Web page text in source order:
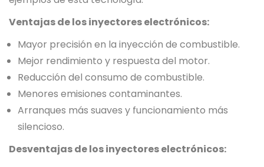
Ventajas de los inyectores electrónicos:
Mayor precisión en la inyección de combustible.
Mejor rendimiento y respuesta del motor.
Reducción del consumo de combustible.
Menores emisiones contaminantes.
Arranques más suaves y funcionamiento más
silencioso.
Desventajas de los inyectores electrónicos: